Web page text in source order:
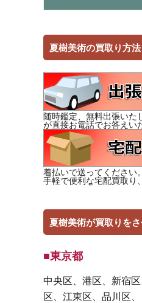
夏樹美術の買取り方法
随時鑑定、無料出張いた
が直接お電話でお答えい
着払いで送ってください。
手軽で便利な宅配買取り
夏樹美術が買取りを
■東京都
中央区、港区、新宿
区、江東区、品川区